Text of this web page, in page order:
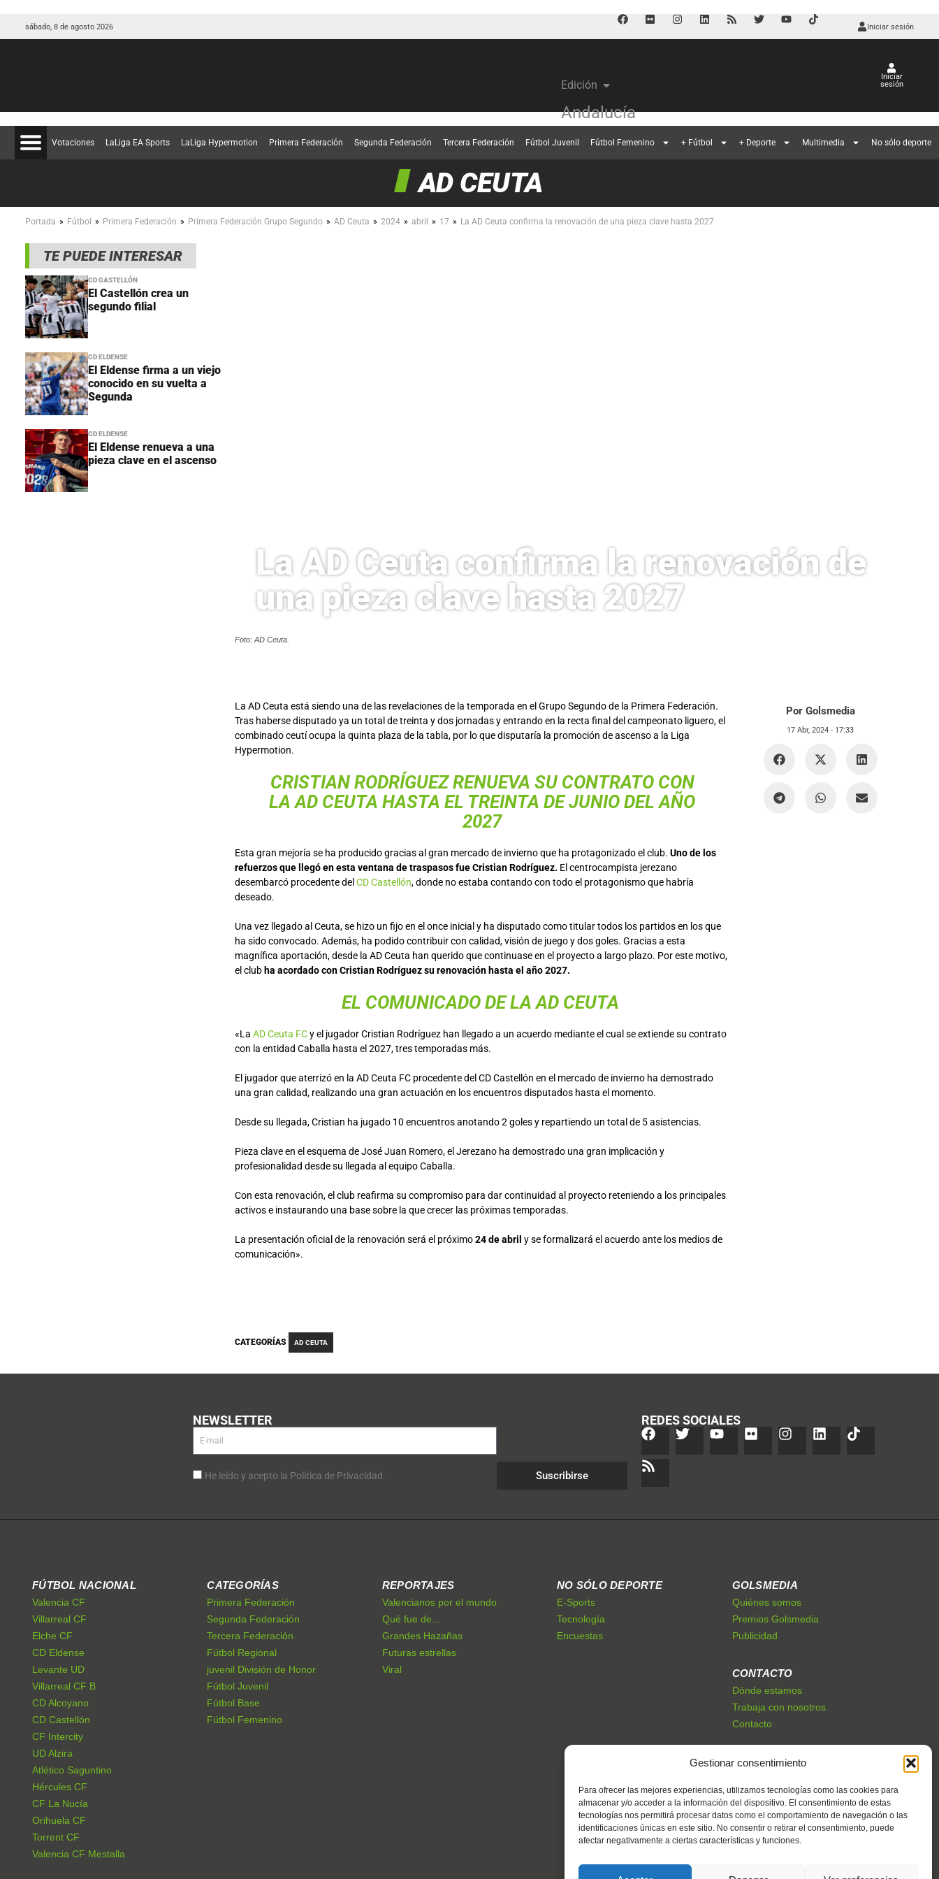
Gestionar consentimiento
Para ofrecer las mejores experiencias, utilizamos tecnologías como las cookies para
almacenar y/o acceder a la información del dispositivo. El consentimiento de estas
tecnologías nos permitirá procesar datos como el comportamiento de navegación o las
identificaciones únicas en este sitio. No consentir o retirar el consentimiento, puede
afectar negativamente a ciertas características y funciones.
sábado, 8 de agosto 2026 Iniciar sesión
Edición
Andalucía
Iniciar
sesión
Votaciones LaLiga EA Sports LaLiga Hypermotion Primera Federación Segunda Federación Tercera Federación Fútbol Juvenil Fútbol Femenino + Fútbol + Deporte Multimedia No sólo deporte
AD CEUTA
Portada » Fútbol » Primera Federación » Primera Federación Grupo Segundo » AD Ceuta » 2024 » abril » 17 » La AD Ceuta confirma la renovación de una pieza clave hasta 2027
TE PUEDE INTERESAR
CD CASTELLÓN
El Castellón crea un
segundo filial
CD ELDENSE
El Eldense firma a un viejo
conocido en su vuelta a
Segunda
CD ELDENSE
El Eldense renueva a una
pieza clave en el ascenso
La AD Ceuta confirma la renovación de
una pieza clave hasta 2027
Foto: AD Ceuta.
La AD Ceuta está siendo una de las revelaciones de la temporada en el Grupo Segundo de la Primera Federación.
Tras haberse disputado ya un total de treinta y dos jornadas y entrando en la recta final del campeonato liguero, el
combinado ceutí ocupa la quinta plaza de la tabla, por lo que disputaría la promoción de ascenso a la Liga
Hypermotion.
CRISTIAN RODRÍGUEZ RENUEVA SU CONTRATO CON
LA AD CEUTA HASTA EL TREINTA DE JUNIO DEL AÑO
2027
Esta gran mejoría se ha producido gracias al gran mercado de invierno que ha protagonizado el club. Uno de los
refuerzos que llegó en esta ventana de traspasos fue Cristian Rodríguez. El centrocampista jerezano
desembarcó procedente del CD Castellón, donde no estaba contando con todo el protagonismo que habría
deseado.
Una vez llegado al Ceuta, se hizo un fijo en el once inicial y ha disputado como titular todos los partidos en los que
ha sido convocado. Además, ha podido contribuir con calidad, visión de juego y dos goles. Gracias a esta
magnífica aportación, desde la AD Ceuta han querido que continuase en el proyecto a largo plazo. Por este motivo,
el club ha acordado con Cristian Rodríguez su renovación hasta el año 2027.
EL COMUNICADO DE LA AD CEUTA
«La AD Ceuta FCy el jugador Cristian Rodríguez han llegado a un acuerdo mediante el cual se extiende su contrato
con la entidad Caballa hasta el 2027, tres temporadas más.
El jugador que aterrizó en la AD Ceuta FC procedente del CD Castellón en el mercado de invierno ha demostrado
una gran calidad, realizando una gran actuación en los encuentros disputados hasta el momento.
Desde su llegada, Cristian ha jugado 10 encuentros anotando 2 goles y repartiendo un total de 5 asistencias.
Pieza clave en el esquema de José Juan Romero, el Jerezano ha demostrado una gran implicación y
profesionalidad desde su llegada al equipo Caballa.
Con esta renovación, el club reafirma su compromiso para dar continuidad al proyecto reteniendo a los principales
activos e instaurando una base sobre la que crecer las próximas temporadas.
La presentación oficial de la renovación será el próximo24 de abril y se formalizará el acuerdo ante los medios de
comunicación».
Por Golsmedia
17 Abr, 2024 - 17:33
CATEGORÍAS AD CEUTA
NEWSLETTER
He leído y acepto la Política de Privacidad. Suscribirse
REDES SOCIALES
FÚTBOL NACIONAL
Valencia CF
Villarreal CF
Elche CF
CD Eldense
Levante UD
Villarreal CF B
CD Alcoyano
CD Castellón
CF Intercity
UD Alzira
Atlético Saguntino
Hércules CF
CF La Nucía
Orihuela CF
Torrent CF
Valencia CF Mestalla
CATEGORÍAS
Primera Federación
Segunda Federación
Tercera Federación
Fútbol Regional
juvenil División de Honor
Fútbol Juvenil
Fútbol Base
Fútbol Femenino
REPORTAJES
Valencianos por el mundo
Qué fue de...
Grandes Hazañas
Futuras estrellas
Viral
NO SÓLO DEPORTE
E-Sports
Tecnología
Encuestas
GOLSMEDIA
Quiénes somos
Premios Golsmedia
Publicidad
CONTACTO
Dónde estamos
Trabaja con nosotros
Contacto